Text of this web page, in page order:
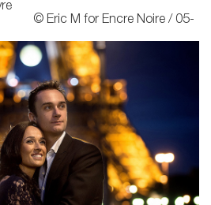
@ Le Louvre
Encre Noire / 05-